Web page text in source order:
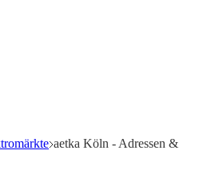
aetka Köln - Adressen &